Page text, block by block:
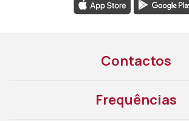
Contactos
Frequências